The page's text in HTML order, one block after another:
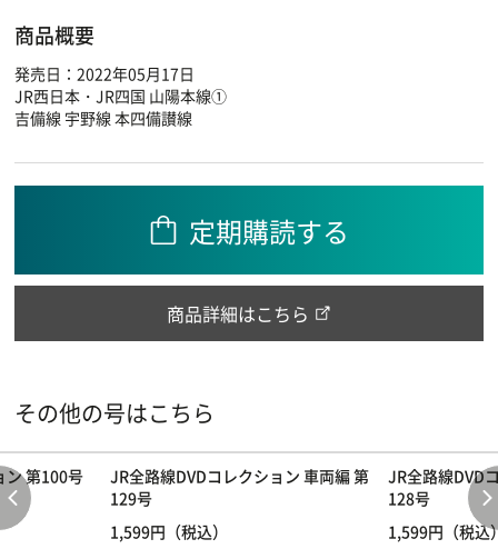
商品概要
発売日：2022年05月17日
JR西日本・JR四国 山陽本線①
吉備線 宇野線 本四備讃線
定期購読する
商品詳細はこちら
その他の号はこちら
ン 第100号
JR全路線DVDコレクション 車両編 第
129号
1,599円（税込）
JR全路線DVD
128号
1,599円（税込